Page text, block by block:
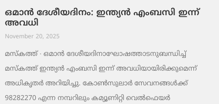
ഒമാൻ ദേശീയദിനം: ഇന്ത്യൻ എംബസി ഇന്ന്
അവധി
November 20, 2025
മസ്‌കത്ത് ∙ ഒമാൻ ദേശീയദിനാഘോഷത്താടനുബന്ധിച്ച്
മസ്‌കത്ത് ഇന്ത്യൻ എംബസി ഇന്ന് അവധിയായിരിക്കുമെന്ന്
അധികൃതർ അറിയിച്ചു. കോൺസുലാർ സേവനങ്ങൾക്ക്
98282270 എന്ന നമ്പറിലും കമ്യൂണിറ്റി വെൽഫെയർ